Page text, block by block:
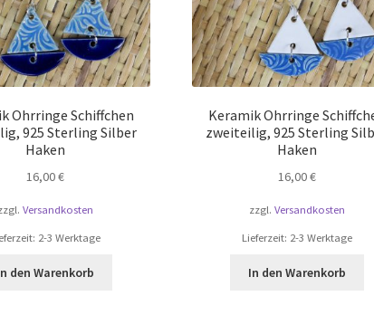
Ohrringe Schiffchen
925 Sterling Silber
Haken
16,00€
Versandkosten
2-3 Werktage
den Warenkorb
Keramik Ohrringe
zweiteilig, 925 Sterling
Haken
16,00€
zzgl. Versandkosten
Lieferzeit: 2-3 Werktage
In den Warenkorb